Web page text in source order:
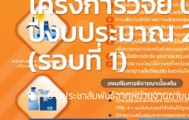
ปีงบประมาณ
(รอบที่ 1)
ข่าวประชาสัมพันธ์จากหน่วยงานภาย